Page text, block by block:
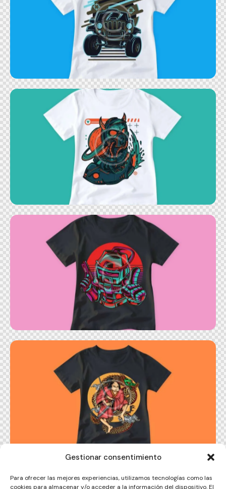
Gestionar consentimiento
Para ofrecer las mejores experiencias, utilizamos tecnologías como las
cookies para almacenar y/o acceder a la información del dispositivo. El
Truck t-shirt
Biker t-shirt
Robot t-shirt
Japanese t-shirt